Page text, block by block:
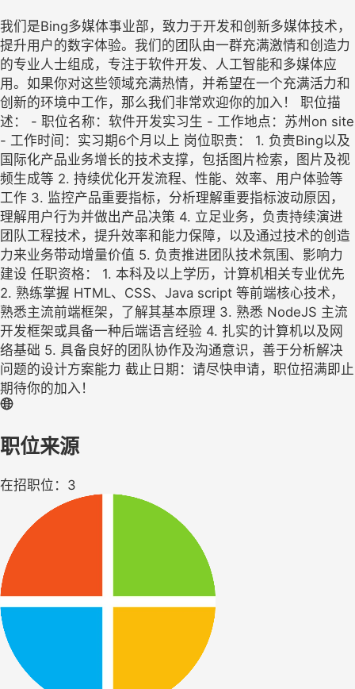
我们是Bing多媒体事业部，致力于开发和创新多媒体技术，
提升用户的数字体验。我们的团队由一群充满激情和创造力
的专业人士组成，专注于软件开发、人工智能和多媒体应
用。如果你对这些领域充满热情，并希望在一个充满活力和
创新的环境中工作，那么我们非常欢迎你的加入！ 职位描
述： - 职位名称：软件开发实习生 - 工作地点：苏州on site
- 工作时间：实习期6个月以上 岗位职责： 1. 负责Bing以及
国际化产品业务增长的技术支撑，包括图片检索，图片及视
频生成等 2. 持续优化开发流程、性能、效率、用户体验等
工作 3. 监控产品重要指标，分析理解重要指标波动原因，
理解用户行为并做出产品决策 4. 立足业务，负责持续演进
团队工程技术，提升效率和能力保障，以及通过技术的创造
力来业务带动增量价值 5. 负责推进团队技术氛围、影响力
建设 任职资格： 1. 本科及以上学历，计算机相关专业优先
2. 熟练掌握 HTML、CSS、Java script 等前端核心技术，
熟悉主流前端框架，了解其基本原理 3. 熟悉 NodeJS 主流
开发框架或具备一种后端语言经验 4. 扎实的计算机以及网
络基础 5. 具备良好的团队协作及沟通意识，善于分析解决
问题的设计方案能力 截止日期：请尽快申请，职位招满即止
期待你的加入！
职位来源
在招职位：3